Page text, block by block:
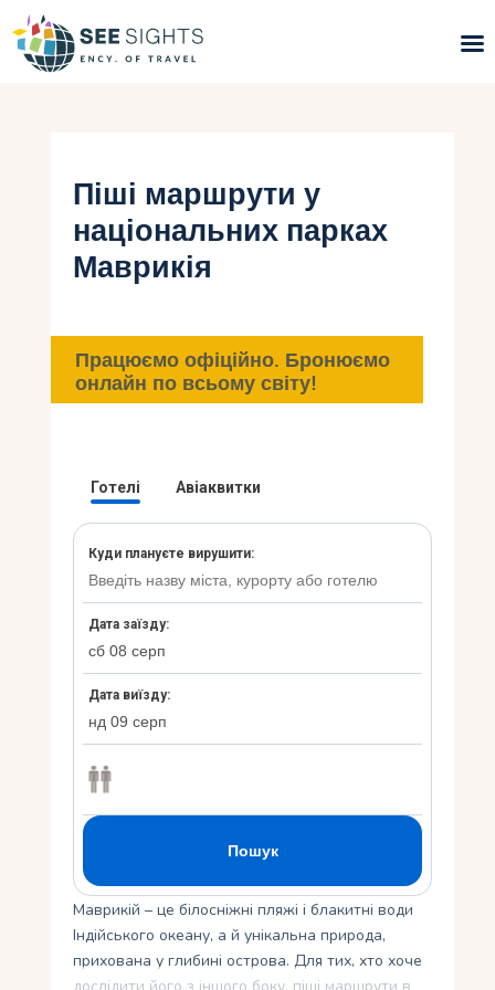
Гарячі тури
Типи Турів
Країни
Інфо
Блог
Піші маршрути у
національних парках
Маврикія
Працюємо офіційно. Бронюємо
онлайн по всьому світу!
Маврикій – це білосніжні пляжі і блакитні води
Індійського океану, а й унікальна природа,
прихована у глибині острова. Для тих, хто хоче